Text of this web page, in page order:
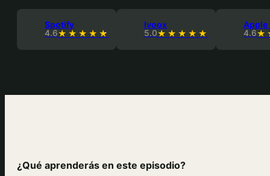
Spotify
4.6
Ivoox
5.0
Apple
4.6
¿Qué aprenderás en este episodio?